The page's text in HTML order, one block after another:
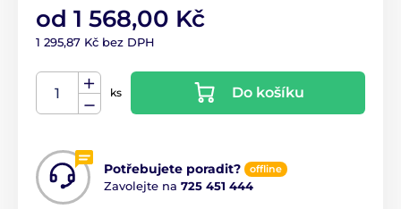
od 1 568,00 Kč
1 295,87 Kč bez DPH
ks Do košíku
Potřebujete poradit? offline
Zavolejte na 725 451 444